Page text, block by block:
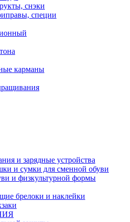
снэки
специи
карманы
и зарядные устройства
и сумки для сменной обуви
и физкультурной формы
брелоки и наклейки